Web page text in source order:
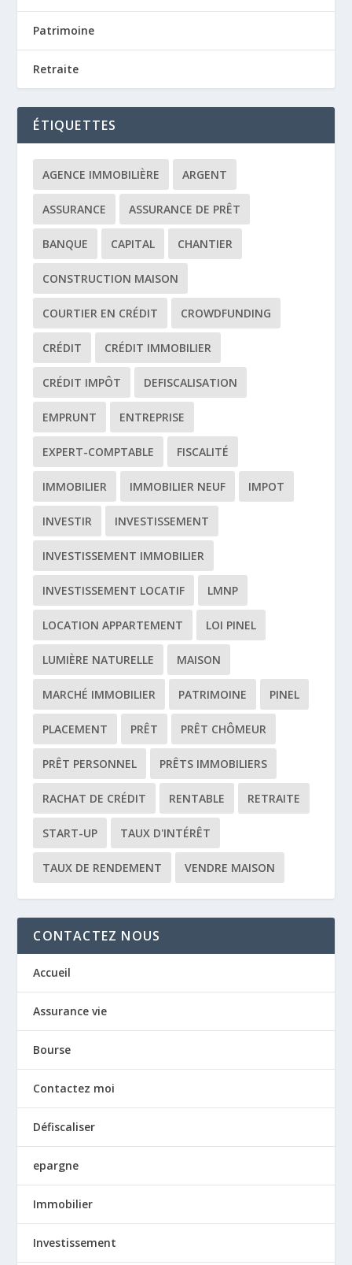
Patrimoine
Retraite
ÉTIQUETTES
AGENCE IMMOBILIÈRE ARGENT
ASSURANCE ASSURANCE DE PRÊT
BANQUE CAPITAL CHANTIER
CONSTRUCTION MAISON
COURTIER EN CRÉDIT CROWDFUNDING
CRÉDIT CRÉDIT IMMOBILIER
CRÉDIT IMPÔT DEFISCALISATION
EMPRUNT ENTREPRISE
EXPERT-COMPTABLE FISCALITÉ
IMMOBILIER IMMOBILIER NEUF IMPOT
INVESTIR INVESTISSEMENT
INVESTISSEMENT IMMOBILIER
INVESTISSEMENT LOCATIF LMNP
LOCATION APPARTEMENT LOI PINEL
LUMIÈRE NATURELLE MAISON
MARCHÉ IMMOBILIER PATRIMOINE PINEL
PLACEMENT PRÊT PRÊT CHÔMEUR
PRÊT PERSONNEL PRÊTS IMMOBILIERS
RACHAT DE CRÉDIT RENTABLE RETRAITE
START-UP TAUX D'INTÉRÊT
TAUX DE RENDEMENT VENDRE MAISON
CONTACTEZ NOUS
Accueil
Assurance vie
Bourse
Contactez moi
Défiscaliser
epargne
Immobilier
Investissement